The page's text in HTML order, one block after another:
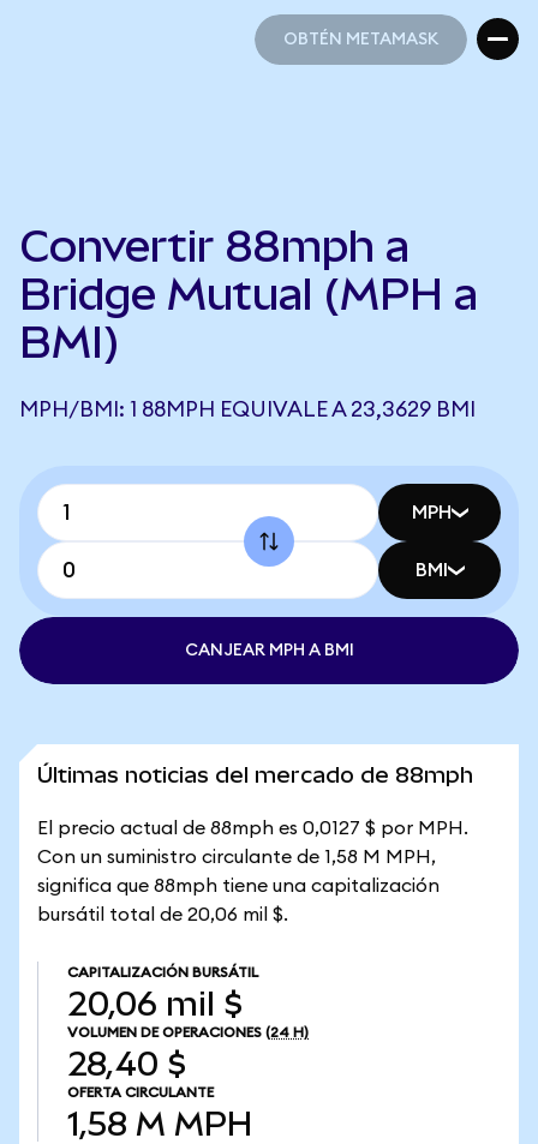
OBTÉN METAMASK
Convertir 88mph a
Bridge Mutual (MPH a
BMI)
MPH/BMI: 1 88MPH EQUIVALE A 23,3629 BMI
MPH
BMI
CANJEAR MPH A BMI
Últimas noticias del mercado de 88mph
El precio actual de 88mph es 0,0127 $ por MPH.
Con un suministro circulante de 1,58 M MPH,
significa que 88mph tiene una capitalización
bursátil total de 20,06 mil $.
CAPITALIZACIÓN BURSÁTIL
20,06 mil $
VOLUMEN DE OPERACIONES (24 H)
28,40 $
OFERTA CIRCULANTE
1,58 M MPH